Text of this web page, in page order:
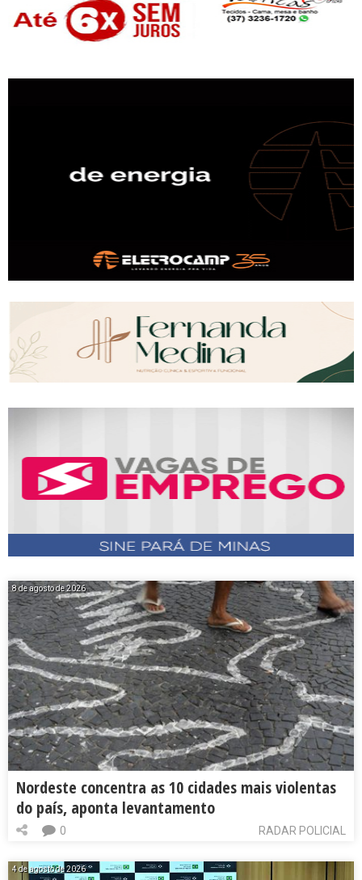
8 de agosto de 2026
Nordeste concentra as 10 cidades mais violentas
do país, aponta levantamento
RADAR POLICIAL
0
4 de agosto de 2026